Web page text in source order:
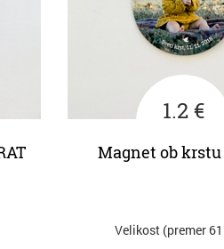
1.2 €
Magnet ob krstu
Velikost (premer